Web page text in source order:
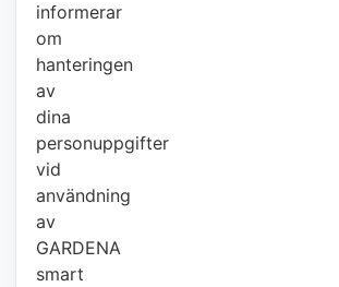
informerar
om
hanteringen
av
dina
personuppgifter
vid
användning
av
GARDENA
smart